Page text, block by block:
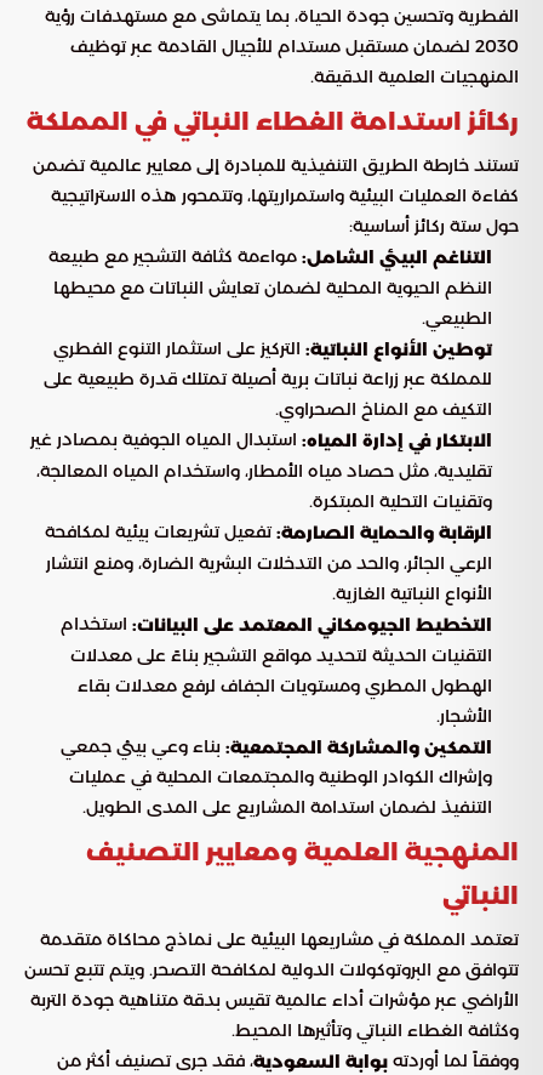
الفطرية وتحسين جودة الحياة، بما يتماشى مع مستهدفات رؤية
2030 لضمان مستقبل مستدام للأجيال القادمة عبر توظيف
المنهجيات العلمية الدقيقة.
ركائز استدامة الغطاء النباتي في المملكة
تستند خارطة الطريق التنفيذية للمبادرة إلى معايير عالمية تضمن
كفاءة العمليات البيئية واستمراريتها، وتتمحور هذه الاستراتيجية
حول ستة ركائز أساسية:
التناغم البيئي الشامل: مواءمة كثافة التشجير مع طبيعة
النظم الحيوية المحلية لضمان تعايش النباتات مع محيطها
الطبيعي.
توطين الأنواع النباتية: التركيز على استثمار التنوع الفطري
للمملكة عبر زراعة نباتات برية أصيلة تمتلك قدرة طبيعية على
التكيف مع المناخ الصحراوي.
الابتكار في إدارة المياه: استبدال المياه الجوفية بمصادر غير
تقليدية، مثل حصاد مياه الأمطار، واستخدام المياه المعالجة،
وتقنيات التحلية المبتكرة.
الرقابة والحماية الصارمة:تفعيل تشريعات بيئية لمكافحة
الرعي الجائر، والحد من التدخلات البشرية الضارة، ومنع انتشار
الأنواع النباتية الغازية.
التخطيط الجيومكاني المعتمد على البيانات: استخدام
التقنيات الحديثة لتحديد مواقع التشجير بناءً على معدلات
الهطول المطري ومستويات الجفاف لرفع معدلات بقاء
الأشجار.
التمكين والمشاركة المجتمعية: بناء وعي بيئي جمعي
وإشراك الكوادر الوطنية والمجتمعات المحلية في عمليات
التنفيذ لضمان استدامة المشاريع على المدى الطويل.
المنهجية العلمية ومعايير التصنيف
النباتي
تعتمد المملكة في مشاريعها البيئية على نماذج محاكاة متقدمة
تتوافق مع البروتوكولات الدولية لمكافحة التصحر. ويتم تتبع تحسن
الأراضي عبر مؤشرات أداء عالمية تقيس بدقة متناهية جودة التربة
وكثافة الغطاء النباتي وتأثيرها المحيط.
ووفقاً لما أوردته بوابة السعودية، فقد جرى تصنيف أكثر من